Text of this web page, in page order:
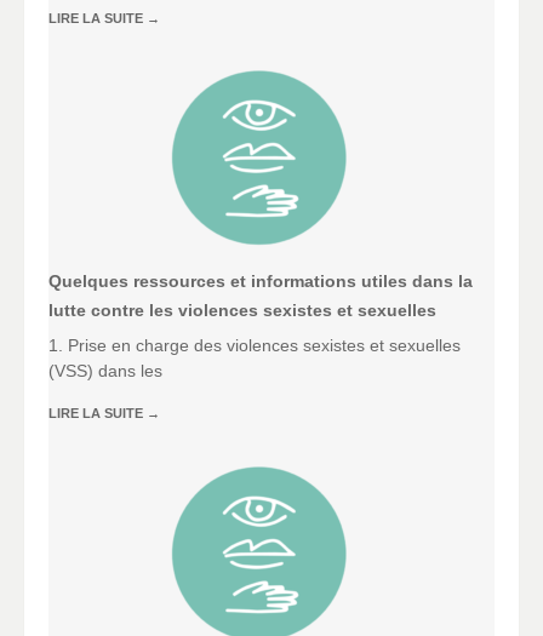
LIRE LA SUITE →
Quelques ressources et informations utiles dans la
lutte contre les violences sexistes et sexuelles
1. Prise en charge des violences sexistes et sexuelles
(VSS) dans les
LIRE LA SUITE →